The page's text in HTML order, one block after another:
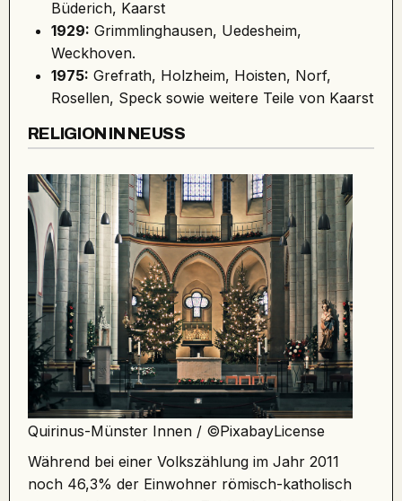
Büderich, Kaarst
1929: Grimmlinghausen, Uedesheim,
Weckhoven.
1975: Grefrath, Holzheim, Hoisten, Norf,
Rosellen, Speck sowie weitere Teile von Kaarst
RELIGION IN NEUSS
Quirinus-Münster Innen / ©PixabayLicense
Während bei einer Volkszählung im Jahr 2011
noch 46,3% der Einwohner römisch-katholisch